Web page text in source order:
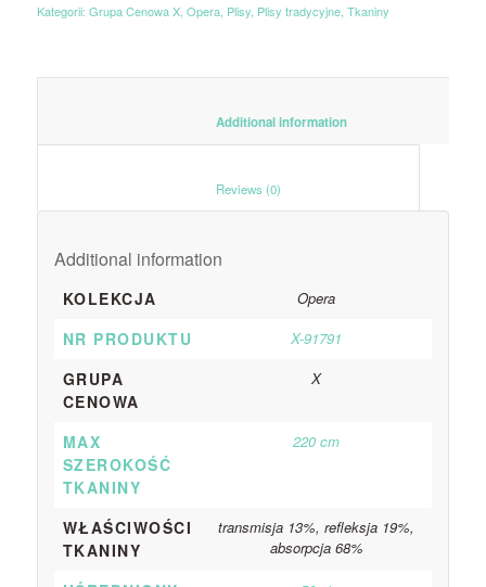
Kategorii: Grupa Cenowa X, Opera, Plisy, Plisy tradycyjne, Tkaniny
						Additional information
Additional information
KOLEKCJA Opera
NR PRODUKTU X-91791
GRUPA
CENOWA
X
MAX
SZEROKOŚĆ
TKANINY
220 cm
WŁAŚCIWOŚCI
TKANINY
transmisja 13%, refleksja 19%,
absorpcja 68%